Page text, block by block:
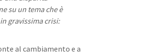
su un tema che è
gravissima crisi:
al cambiamento e a